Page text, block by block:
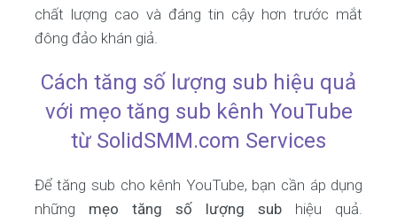
chất lượng cao và đáng tin cậy hơn trước mắt
đông đảo khán giả.
Cách tăng số lượng sub hiệu quả
với mẹo tăng sub kênh YouTube
từ SolidSMM.com Services
Để tăng sub cho kênh YouTube, bạn cần áp dụng
những mẹo tăng số lượng sub hiệu quả.